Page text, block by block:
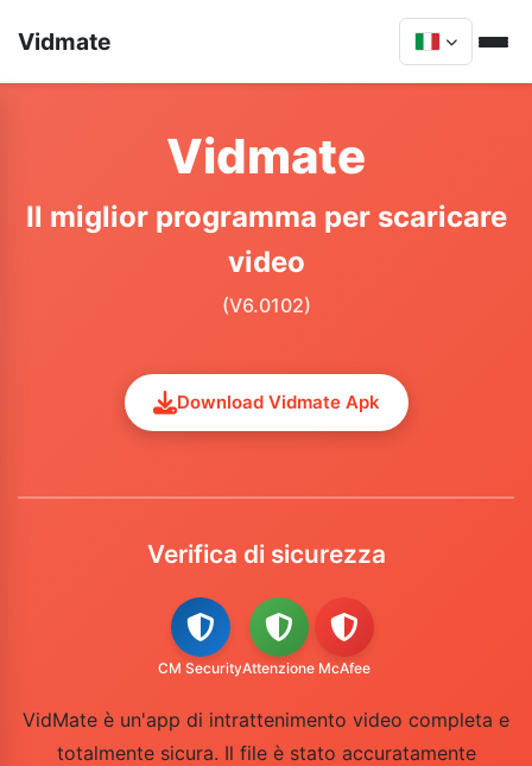
Vidmate
Vidmate
Il miglior programma per scaricare
video
(V6.0102)
Download Vidmate Apk
Verifica di sicurezza
CM SecurityAttenzione McAfee
VidMate è un'app di intrattenimento video completa e
totalmente sicura. Il file è stato accuratamente